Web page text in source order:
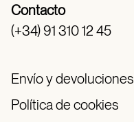
Contacto
(+34) 91 310 12 45
Envío y devoluciones
Política de cookies